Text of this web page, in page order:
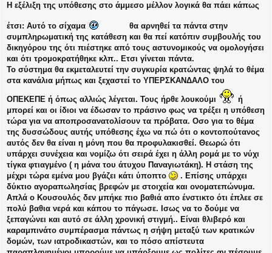
μ
σ
ί
σ
η
H εξέλιξη της υπόθεσης στο άμμεσο μέλλον λογικά θα πάει κάπως
έτσι: Αυτό το σίχαμα
θα αρνηθεί τα πάντα στην
συμπληρωματική της κατάθεση και θα πεί κατόπιν συμβουλής του
δικηγόρου της ότι πιέστηκε από τους αστυνομικούς να ομολογήσει
και ότι τρομοκρατήθηκε κλπ.. Ετσι γίνεται πάντα.
Το σύστημα θα εκμεταλευτεί την συγκυρία κρατώντας ψηλά το θέμα
στα κανάλια μήπως και ξεχαστεί το ΥΠΕΡΣΚΑΝΔΑΛΟ του
ΟΠΕΚΕΠΕ ή όπως αλλιώς λέγεται. Τους ήρθε λουκούμι
ή
μπορεί και οι ίδιοι να έδωσαν το πράσινο φως να τρέξει η υπόθεση
τώρα για να αποπροσανατολίσουν τα πρόβατα. Οσο για το θέμα
της δυσσώδους αυτής υπόθεσης έχω να πώ ότι ο κοντοπούτανος
αυτός δεν θα είναι η μόνη που θα προφυλακισθεί. Θεωρώ ότι
υπάρχει συνέχεια και νομίζω ότι σειρά έχει η άλλη ρομά με το νύχι
τίγκα φτιαγμένο ( η μάνα του άτυχου Παναγιωτάκη). Η στάση της
μέχρι τώρα εμένα μου βγάζει κάτι ύποπτο
. Επίσης υπάρχει
δύκτιο αγοραπωλησίας βρεφών με στοιχεία και ονοματεπώνυμα.
Απλά ο Κουσουλός δεν μπήκε πιο βαθιά απο ένστικτο ότι έπλεε σε
πολύ βαθια νερά και κάπου το πάγωσε. Ισως να το δούμε να
ξεπαγώνει και αυτό σε άλλη χρονική στιγμή.. Είναι θλιβερό και
καραμπινάτο συμπέρασμα πάντως η σήψη μεταξύ των κρατικών
δομών, των ιατροδικαστών, και το πόσο απίστευτα